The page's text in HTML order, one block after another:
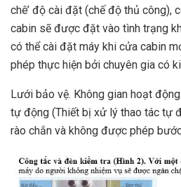
chê’ độ cài đặt (chế độ thủ công),
cabin sẽ được đặt vào tình trạng
có thể cài đặt máy khi cửa cabin
phép thực hiện bởi chuyên gia có
Lưới bảo vệ. Không gian hoạt
tự động (Thiết bị xử lý thao tác tự
rào chắn và không được phép